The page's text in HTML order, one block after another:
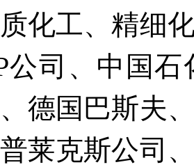
化工、精细
公司、中国
德国巴斯夫
莱克斯公司